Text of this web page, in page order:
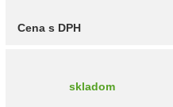
Cena s DPH
skladom